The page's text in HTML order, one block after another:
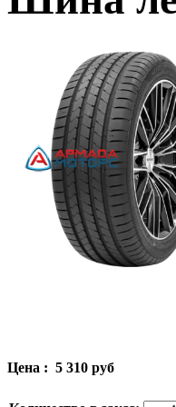
Цена : 5 310 руб